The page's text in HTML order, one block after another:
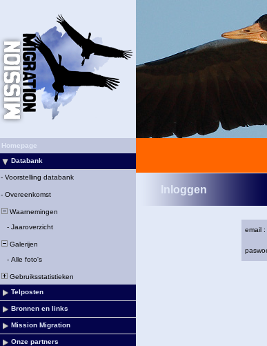
Homepage
Databank
- Voorstelling databank
- Overeenkomst
Waarnemingen
- Jaaroverzicht
Galerijen
- Alle foto's
Gebruiksstatistieken
Telposten
Bronnen en links
Mission Migration
Onze partners
Inloggen
email :